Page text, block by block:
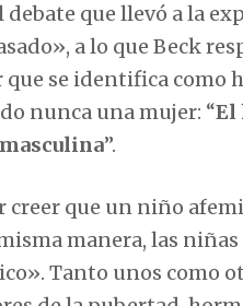
que llevó a la
a lo que Beck
que se identifica como
nunca una mujer: “El
”.
creer que un niño
manera, las
Tanto unos como